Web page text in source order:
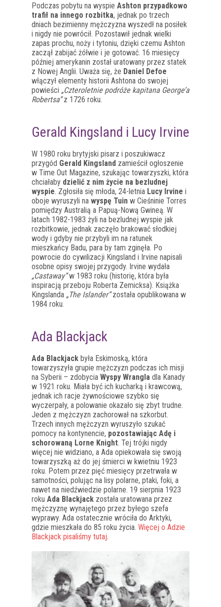
Podczas pobytu na wyspie Ashton przypadkowo
trafił na innego rozbitka, jednak po trzech
dniach bezimienny mężczyzna wyszedł na posiłek
i nigdy nie powrócił. Pozostawił jednak wielki
zapas prochu, noży i tytoniu, dzięki czemu Ashton
zaczął zabijać żółwie i je gotować. 16 miesięcy
później amerykanin został uratowany przez statek
z Nowej Anglii. Uważa się, że Daniel Defoe
włączył elementy historii Ashtona do swojej
powieści „Czteroletnie podróże kapitana George’a
Robertsa”z 1726 roku.
Gerald Kingsland i Lucy Irvine
W 1980 roku brytyjski pisarz i poszukiwacz
przygód Gerald Kingsland zamieścił ogłoszenie
w Time Out Magazine, szukając towarzyszki, która
chciałaby dzielić z nim życie na bezludnej
wyspie. Zgłosiła się młoda, 24-letnia Lucy Irvine i
oboje wyruszyli na wyspę Tuin w Cieśninie Torres
pomiędzy Australią a Papuą-Nową Gwineą. W
latach 1982-1983 żyli na bezludnej wyspie jak
rozbitkowie, jednak zaczęło brakować słodkiej
wody i gdyby nie przybyli im na ratunek
mieszkańcy Badu, para by tam zginęła. Po
powrocie do cywilizacji Kingsland i Irvine napisali
osobne opisy swojej przygody. Irvine wydała
„Castaway”w 1983 roku (historię, która była
inspiracją przeboju Roberta Zemicksa). Książka
Kingslanda „The Islander”została opublikowana w
1984 roku.
Ada Blackjack
Ada Blackjack była Eskimoską, która
towarzyszyła grupie mężczyzn podczas ich misji
na Syberii – zdobycia Wyspy Wrangla dla Kanady
w 1921 roku. Miała być ich kucharką i krawcową,
jednak ich racje żywnościowe szybko się
wyczerpały, a polowanie okazało się zbyt trudne.
Jeden z mężczyzn zachorował na szkorbut.
Trzech innych mężczyzn wyruszyło szukać
pomocy na kontynencie, pozostawiając Adę i
schorowaną Lorne Knight. Tej trójki nigdy
więcej nie widziano, a Ada opiekowała się swoją
towarzyszką aż do jej śmierci w kwietniu 1923
roku. Potem przez pięć miesięcy przetrwała w
samotności, polując na lisy polarne, ptaki, foki, a
nawet na niedźwiedzie polarne. 19 sierpnia 1923
roku Ada Blackjack została uratowana przez
mężczyznę wynajętego przez byłego szefa
wyprawy. Ada ostatecznie wróciła do Arktyki,
gdzie mieszkała do 85 roku życia. Więcej o Adzie
Blackjack pisaliśmy tutaj.